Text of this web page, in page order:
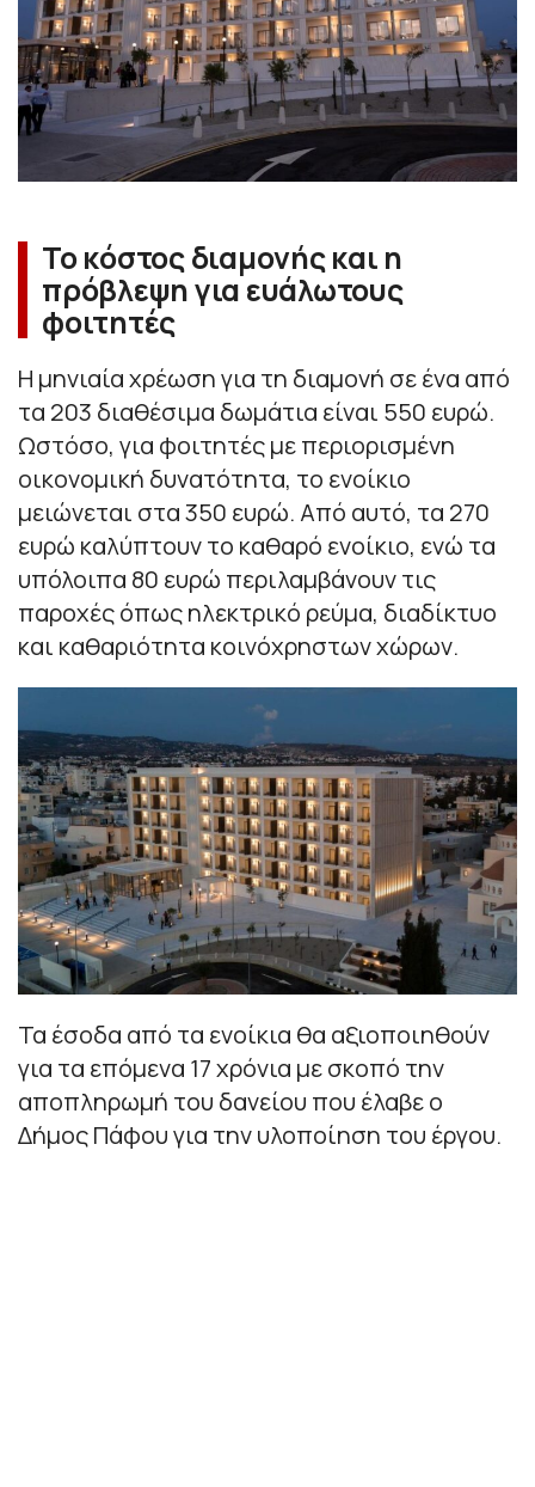
Το κόστος διαμονής και η
πρόβλεψη για ευάλωτους
φοιτητές
Η μηνιαία χρέωση για τη διαμονή σε ένα από
τα 203 διαθέσιμα δωμάτια είναι 550 ευρώ.
Ωστόσο, για φοιτητές με περιορισμένη
οικονομική δυνατότητα, το ενοίκιο
μειώνεται στα 350 ευρώ. Από αυτό, τα 270
ευρώ καλύπτουν το καθαρό ενοίκιο, ενώ τα
υπόλοιπα 80 ευρώ περιλαμβάνουν τις
παροχές όπως ηλεκτρικό ρεύμα, διαδίκτυο
και καθαριότητα κοινόχρηστων χώρων.
Τα έσοδα από τα ενοίκια θα αξιοποιηθούν
για τα επόμενα 17 χρόνια με σκοπό την
αποπληρωμή του δανείου που έλαβε ο
Δήμος Πάφου για την υλοποίηση του έργου.